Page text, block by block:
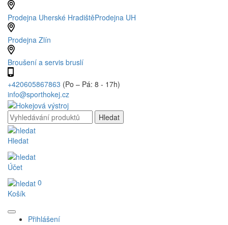
Prodejna Uherské HradištěProdejna UH
Prodejna Zlín
Broušení a servis bruslí
+420605867863 (Po – Pá: 8 - 17h)
info@sporthokej.cz
Hledat
Účet
0
Košík
Přihlášení